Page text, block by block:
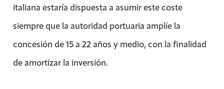
italiana estaría dispuesta a asumir este coste
siempre que la autoridad portuaria amplíe la
concesión de 15 a 22 años y medio, con la finalidad
de amortizar la inversión.